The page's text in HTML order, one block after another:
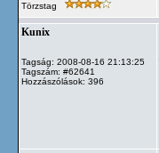
Törzstag
Kunix
Tagság: 2008-08-16 21:13:25
Tagszám: #62641
Hozzászólások: 396